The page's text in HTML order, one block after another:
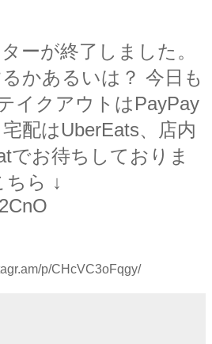
ーが終了しました。
かあるいは？ 今日も
イクアウトはPayPay
配はUberEats、店内
でお待ちしておりま
ちら ↓
p/CHcVC3oFqgy/